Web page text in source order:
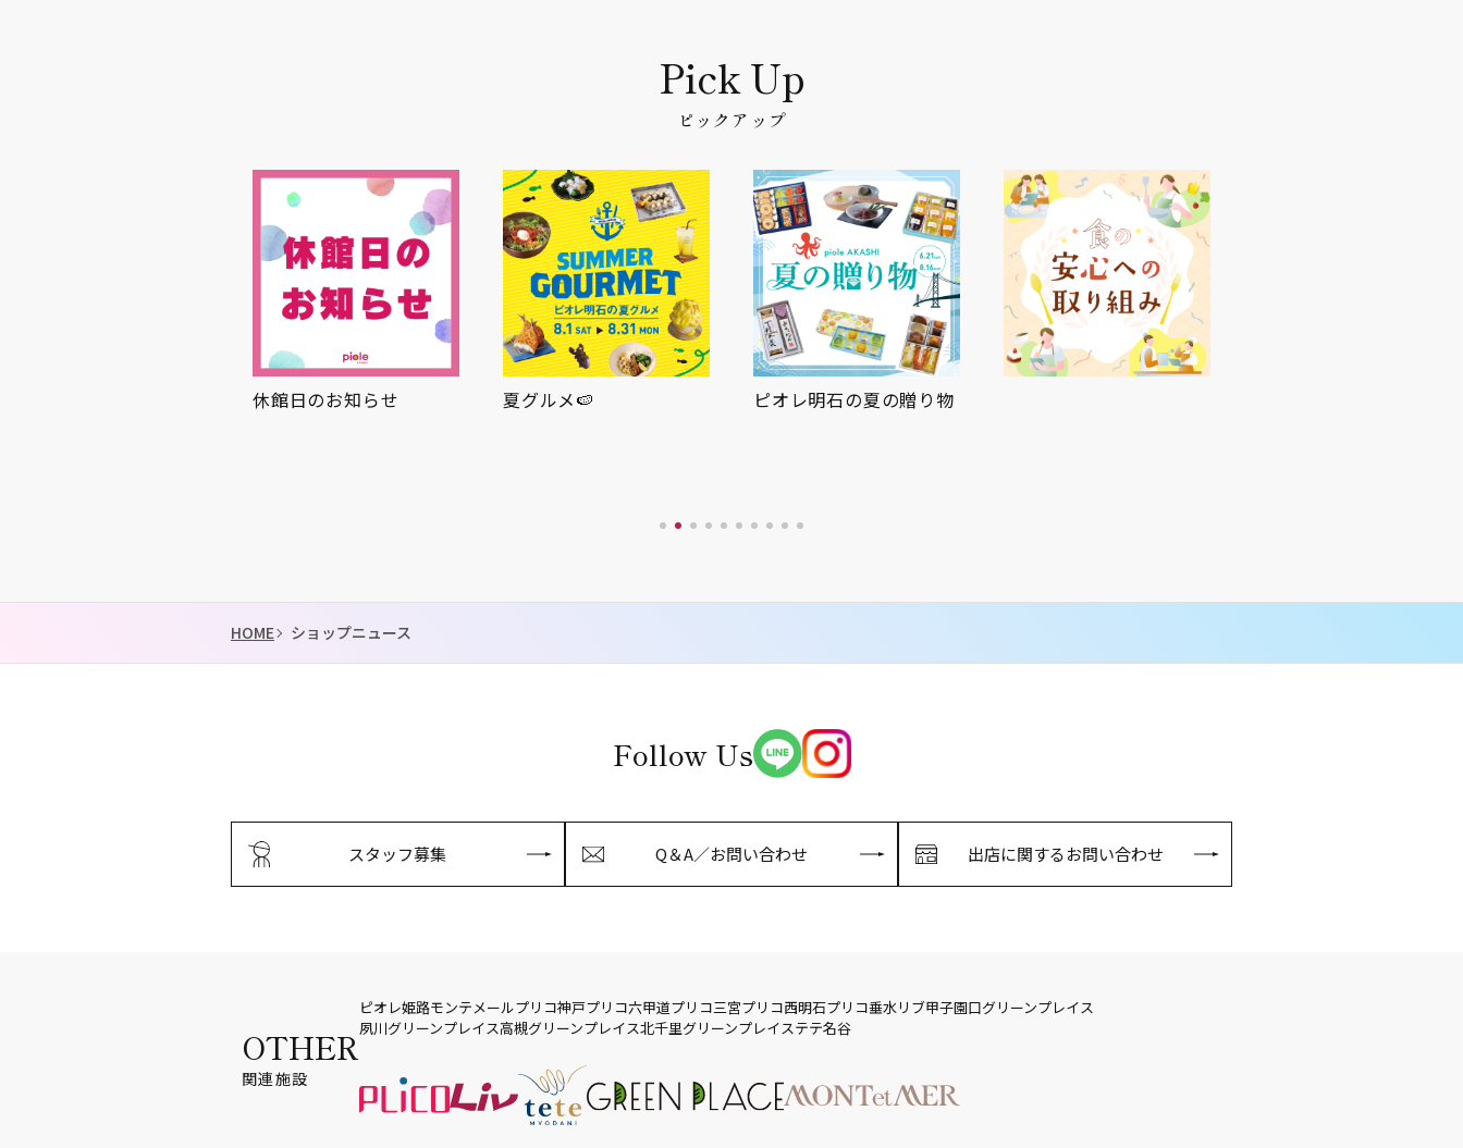
ピックアップ
休館日のお知らせ 夏グルメ🍉 ピオレ明石の夏の贈り物
HOME ショップニュース
Follow Us
スタッフ募集 Q＆A／お問い合わせ 出店に関するお問い合わせ
OTHER
関連施設
ピオレ姫路モンテメールプリコ神戸プリコ六甲道プリコ三宮プリコ西明石プリコ垂水 リブ甲子園口グリーンプレイス
夙川グリーンプレイス高槻グリーンプレイス北千里グリーンプレイステテ名谷